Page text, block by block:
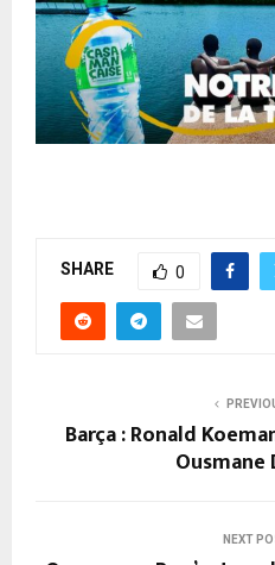
SHARE 0
Barça : Ronald
Ousmane
NEXT